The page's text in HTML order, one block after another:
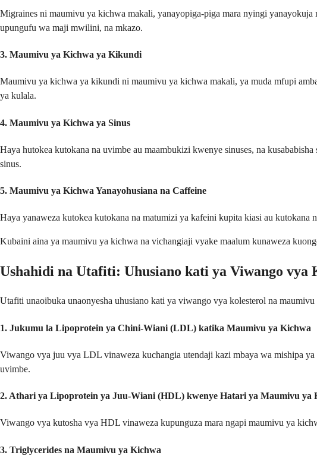
Migraines ni maumivu ya kichwa makali, yanayopiga-piga mara nyingi
upungufu wa maji mwilini, na mkazo.
3. Maumivu ya Kichwa ya Kikundi
Maumivu ya kichwa ya kikundi ni maumivu ya kichwa makali, ya muda mfupi
ya kulala.
4. Maumivu ya Kichwa ya Sinus
Haya hutokea kutokana na uvimbe au maambukizi kwenye sinuses, na
sinus.
5. Maumivu ya Kichwa Yanayohusiana na Caffeine
Haya yanaweza kutokea kutokana na matumizi ya kafeini kupita kiasi au kutokana
Kubaini aina ya maumivu ya kichwa na vichangiaji vyake maalum kunaweza
Ushahidi na Utafiti: Uhusiano kati ya Viwango
Utafiti unaoibuka unaonyesha uhusiano kati ya viwango vya kolesterol na
1. Jukumu la Lipoprotein ya Chini-Wiani (LDL) katika Maumivu ya Kichwa
Viwango vya juu vya LDL vinaweza kuchangia utendaji kazi mbaya wa mishipa
uvimbe.
2. Athari ya Lipoprotein ya Juu-Wiani (HDL) kwenye Hatari ya Maumivu ya
Viwango vya kutosha vya HDL vinaweza kupunguza mara ngapi maumivu ya
3. Triglycerides na Maumivu ya Kichwa